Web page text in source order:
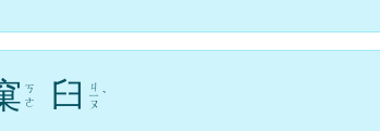
ㄎ
ㄜ
臼 ㄐ
ㄧ
ㄡ
ˋ